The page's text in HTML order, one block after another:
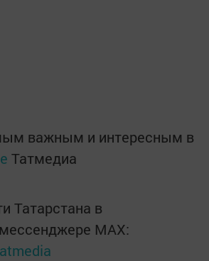
важным и интересным в
Татмедиа
Татарстана в
MАХ: